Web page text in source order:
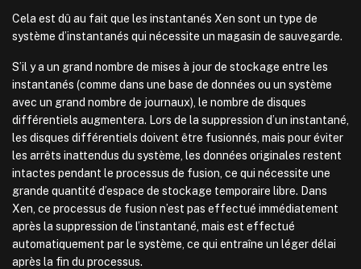
Cela est dû au fait que les instantanés Xen sont un type de
système d’instantanés qui nécessite un magasin de sauvegarde.
S’il y a un grand nombre de mises à jour de stockage entre les
instantanés (comme dans une base de données ou un système
avec un grand nombre de journaux), le nombre de disques
différentiels augmentera. Lors de la suppression d’un instantané,
les disques différentiels doivent être fusionnés, mais pour éviter
les arrêts inattendus du système, les données originales restent
intactes pendant le processus de fusion, ce qui nécessite une
grande quantité d’espace de stockage temporaire libre. Dans
Xen, ce processus de fusion n’est pas effectué immédiatement
après la suppression de l’instantané, mais est effectué
automatiquement par le système, ce qui entraîne un léger délai
après la fin du processus.